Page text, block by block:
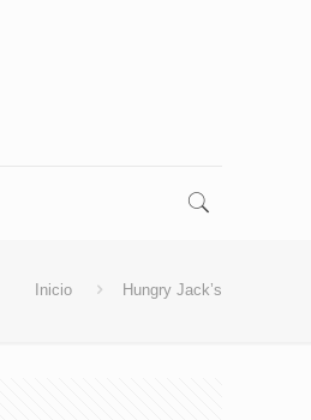
Inicio Hungry Jack’s